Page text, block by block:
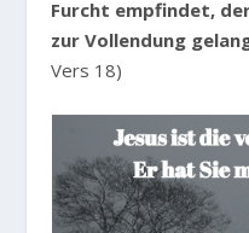
Furcht empfindet,
zur Vollendung
Vers 18)